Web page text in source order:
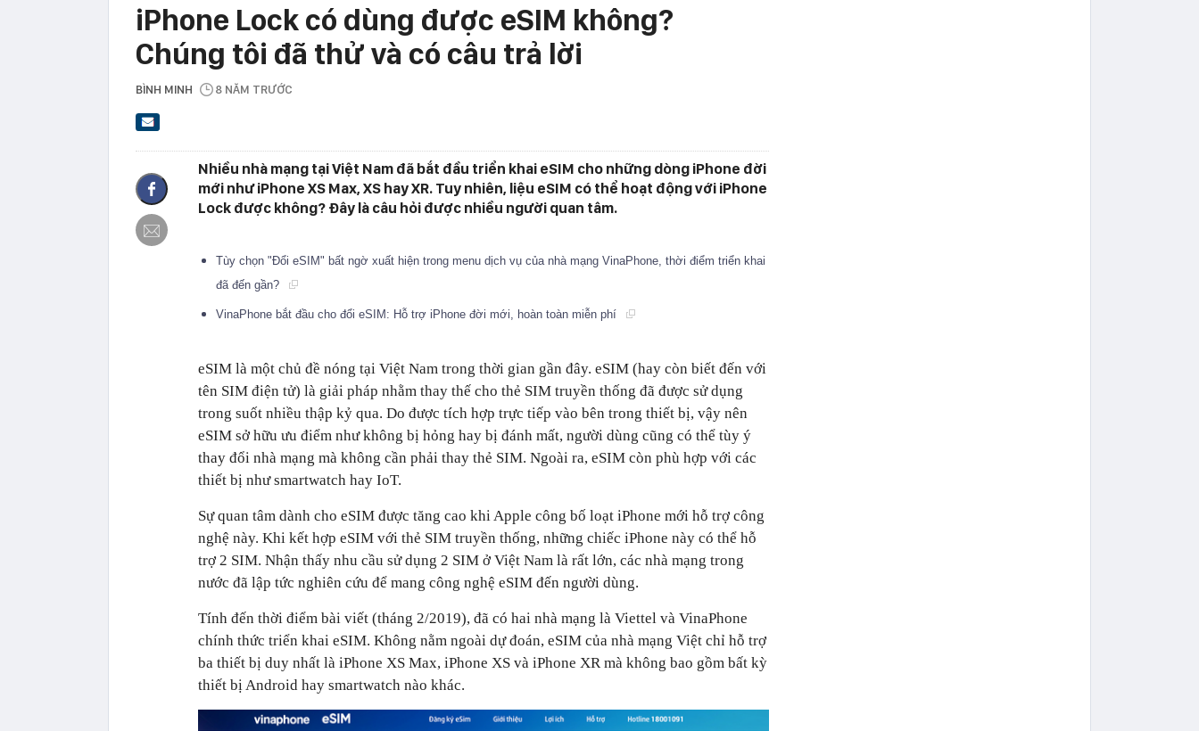
iPhone Lock có dùng được eSIM không?
Chúng tôi đã thử và có câu trả lời
BÌNH MINH 8 NĂM TRƯỚC
Nhiều nhà mạng tại Việt Nam đã bắt đầu triển khai eSIM cho những dòng iPhone đời
mới như iPhone XS Max, XS hay XR. Tuy nhiên, liệu eSIM có thể hoạt động với iPhone
Lock được không? Đây là câu hỏi được nhiều người quan tâm.
Tùy chọn "Đổi eSIM" bất ngờ xuất hiện trong menu dịch vụ của nhà mạng VinaPhone, thời điểm triển khai
đã đến gần?
VinaPhone bắt đầu cho đổi eSIM: Hỗ trợ iPhone đời mới, hoàn toàn miễn phí
eSIM là một chủ đề nóng tại Việt Nam trong thời gian gần đây. eSIM (hay còn biết đến với
tên SIM điện tử) là giải pháp nhằm thay thế cho thẻ SIM truyền thống đã được sử dụng
trong suốt nhiều thập kỷ qua. Do được tích hợp trực tiếp vào bên trong thiết bị, vậy nên
eSIM sở hữu ưu điểm như không bị hỏng hay bị đánh mất, người dùng cũng có thể tùy ý
thay đổi nhà mạng mà không cần phải thay thẻ SIM. Ngoài ra, eSIM còn phù hợp với các
thiết bị như smartwatch hay IoT.
Sự quan tâm dành cho eSIM được tăng cao khi Apple công bố loạt iPhone mới hỗ trợ công
nghệ này. Khi kết hợp eSIM với thẻ SIM truyền thống, những chiếc iPhone này có thể hỗ
trợ 2 SIM. Nhận thấy nhu cầu sử dụng 2 SIM ở Việt Nam là rất lớn, các nhà mạng trong
nước đã lập tức nghiên cứu để mang công nghệ eSIM đến người dùng.
Tính đến thời điểm bài viết (tháng 2/2019), đã có hai nhà mạng là Viettel và VinaPhone
chính thức triển khai eSIM. Không nằm ngoài dự đoán, eSIM của nhà mạng Việt chỉ hỗ trợ
ba thiết bị duy nhất là iPhone XS Max, iPhone XS và iPhone XR mà không bao gồm bất kỳ
thiết bị Android hay smartwatch nào khác.